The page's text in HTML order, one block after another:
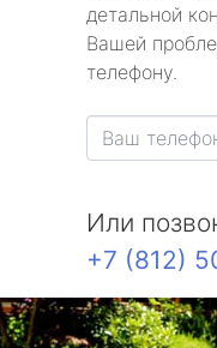
детальной
Вашей
телефону.
Или
+7 (812)